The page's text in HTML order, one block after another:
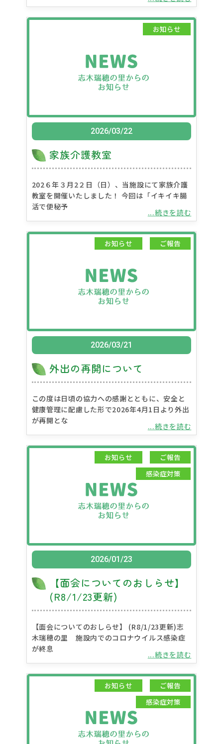
2026/03/22
家族介護教室
お知らせ
202６年３月2２日（日）、当施設にて家族介護
教室を開催いたしました！ 今回は「イキイキ腸
活で便秘予
...続きを読む
2026/03/21
外出の再開について
お知らせ ご報告
この度は日頃の協力への感謝とともに、安全と
健康管理に配慮した形で2026年4月1日より外出
が再開とな
...続きを読む
2026/01/23
【面会についてのおしらせ】
(R8/1/23更新)
お知らせ
ご報告
感染症対策
【面会についてのおしらせ】 (R8/1/23更新)志
木瑞穂の里 施設内でのコロナウイルス感染症
が終息
...続きを読む
お知らせ
ご報告
感染症対策